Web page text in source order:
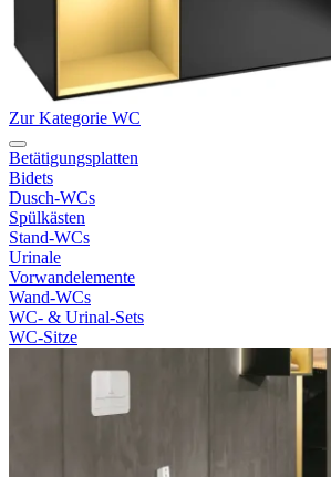
Zur Kategorie WC
Betätigungsplatten
Bidets
Dusch-WCs
Spülkästen
Stand-WCs
Urinale
Vorwandelemente
Wand-WCs
WC- & Urinal-Sets
WC-Sitze